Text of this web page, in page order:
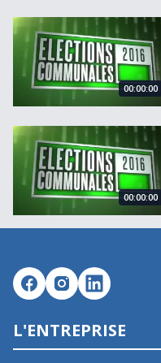
Elections 2016-02-28
00:00:00
Elections 2016-03-10
00:00:00
L'ENTREPRISE